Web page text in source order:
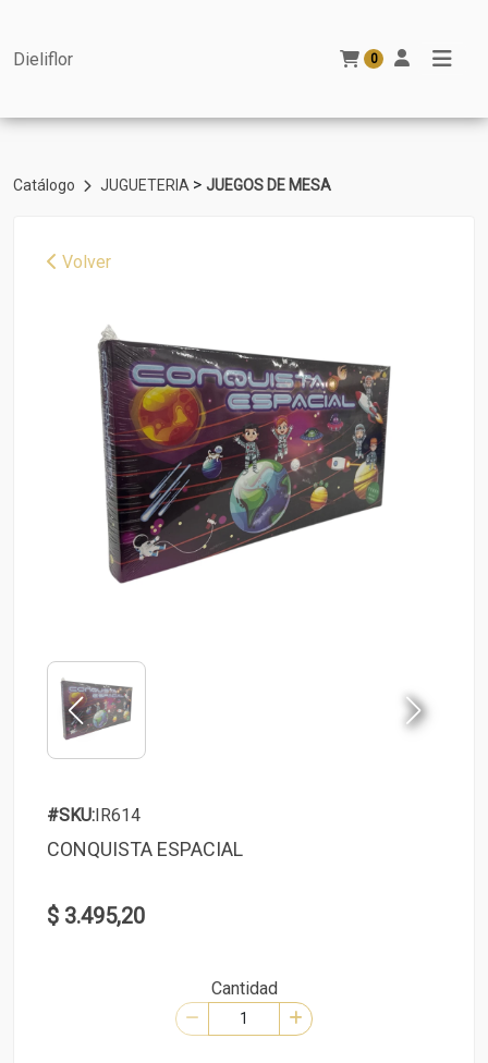
Dieliflor 0
Catálogo JUGUETERIA > JUEGOS DE MESA
Volver
#SKU:IR614
CONQUISTA ESPACIAL
$ 3.495,20
Cantidad